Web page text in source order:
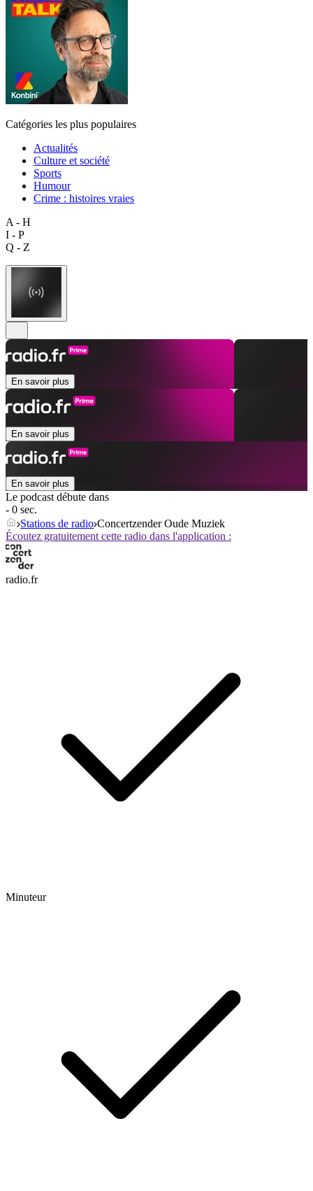
Catégories les plus populaires
Actualités
Culture et société
Sports
Humour
Crime : histoires vraies
A - H
I - P
Q - Z
En savoir plus
En savoir plus
En savoir plus
Le podcast débute dans
- 0 sec.
Stations de radio Concertzender Oude Muziek
Écoutez gratuitement cette radio dans l'application :
radio.fr
Minuteur